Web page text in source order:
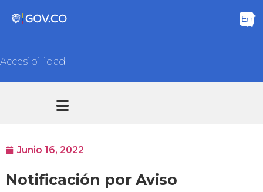
Accesibilidad
Junio 16, 2022
Notificación por Aviso